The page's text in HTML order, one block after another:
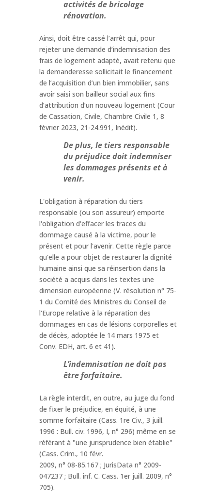
activités de bricolage
rénovation.
Ainsi, doit être cassé l’arrêt qui, pour
rejeter une demande d’indemnisation des
frais de logement adapté, avait retenu que
la demanderesse sollicitait le financement
de l’acquisition d’un bien immobilier, sans
avoir saisi son bailleur social aux fins
d’attribution d’un nouveau logement (Cour
de Cassation, Civile, Chambre Civile 1, 8
février 2023, 21-24.991, Inédit).
De plus, le tiers responsable
du préjudice doit indemniser
les dommages présents et à
venir.
L'obligation à réparation du tiers
responsable (ou son assureur) emporte
l'obligation d'effacer les traces du
dommage causé à la victime, pour le
présent et pour l'avenir. Cette règle parce
qu'elle a pour objet de restaurer la dignité
humaine ainsi que sa réinsertion dans la
société a acquis dans les textes une
dimension européenne (V. résolution n° 75-
1 du Comité des Ministres du Conseil de
l'Europe relative à la réparation des
dommages en cas de lésions corporelles et
de décès, adoptée le 14 mars 1975 et
Conv. EDH, art. 6 et 41).
L’indemnisation ne doit pas
être forfaitaire.
La règle interdit, en outre, au juge du fond
de fixer le préjudice, en équité, à une
somme forfaitaire (Cass. 1re Civ., 3 juill.
1996 : Bull. civ. 1996, I, n° 296) même en se
référant à "une jurisprudence bien établie"
(Cass. Crim., 10 févr.
2009, n° 08-85.167 ; JurisData n° 2009-
047237 ; Bull. inf. C. Cass. 1er juill. 2009, n°
705).